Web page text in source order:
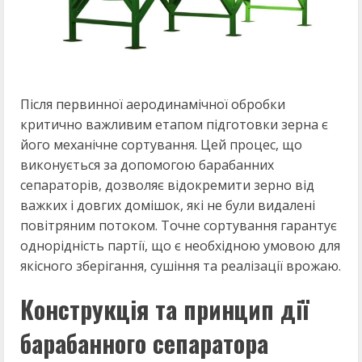
Після первинної аеродинамічної обробки
критично важливим етапом підготовки зерна є
його механічне сортування. Цей процес, що
виконується за допомогою барабанних
сепараторів, дозволяє відокремити зерно від
важких і довгих домішок, які не були видалені
повітряним потоком. Точне сортування гарантує
однорідність партії, що є необхідною умовою для
якісного зберігання, сушіння та реалізації врожаю.
Конструкція та принцип дії
барабанного сепаратора